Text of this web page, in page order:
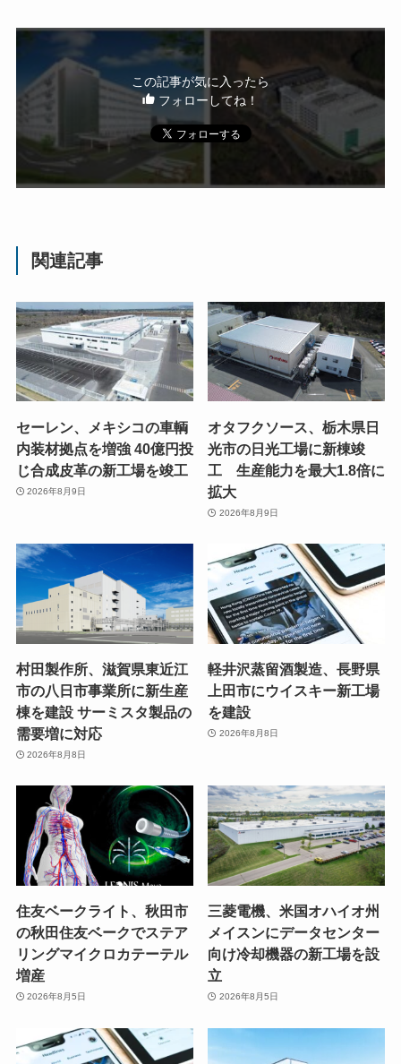
この記事が気に入ったら
フォローしてね！
関連記事
セーレン、メキシコの車輌
内装材拠点を増強 40億円投
じ合成皮革の新工場を竣工
2026年8月9日
オタフクソース、栃木県日
光市の日光工場に新棟竣
工 生産能力を最大1.8倍に
拡大
2026年8月9日
村田製作所、滋賀県東近江
市の八日市事業所に新生産
棟を建設 サーミスタ製品の
需要増に対応
2026年8月8日
軽井沢蒸留酒製造、長野県
上田市にウイスキー新工場
を建設
2026年8月8日
住友ベークライト、秋田市
の秋田住友ベークでステア
リングマイクロカテーテル
増産
2026年8月5日
三菱電機、米国オハイオ州
メイスンにデータセンター
向け冷却機器の新工場を設
立
2026年8月5日